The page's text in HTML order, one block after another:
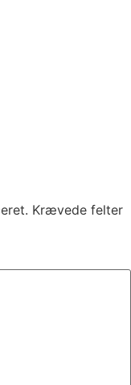
Krævede felter